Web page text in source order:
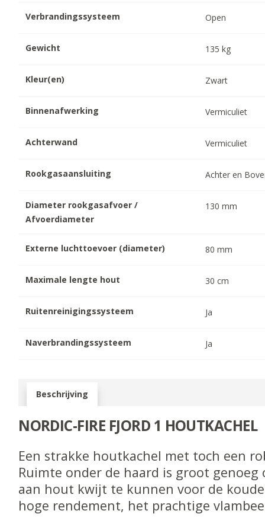
Verbrandingssysteem Open
Gewicht 135 kg
Kleur(en) Zwart
Binnenafwerking Vermiculiet
Achterwand Vermiculiet
Rookgasaansluiting Achter en
Diameter rookgasafvoer /
Afvoerdiameter
130 mm
Externe luchttoevoer (diameter) 80 mm
Maximale lengte hout 30 cm
Ruitenreinigingssysteem Ja
Naverbrandingssysteem Ja
Beschrijving
NORDIC-FIRE FJORD 1 HOUTKACHEL
Een strakke houtkachel met toch een
Ruimte onder de haard is groot genoeg
aan hout kwijt te kunnen voor de
hoge rendement, het prachtige